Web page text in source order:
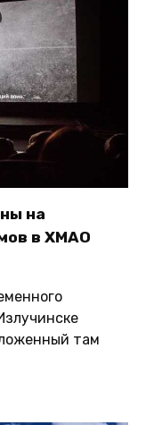
на
в ХМАО
там